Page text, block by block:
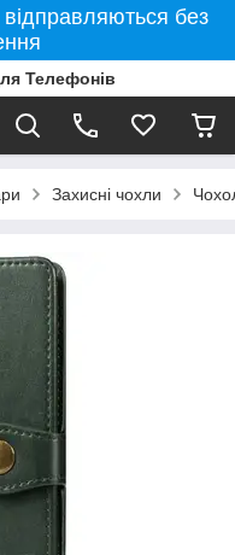
без
Телефонів
Захисні чохли